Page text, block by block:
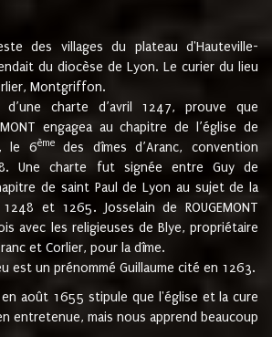
des villages du plateau d'Hauteville-
du diocèse de Lyon. Le curier du lieu
Montgriffon.
d’une charte d’avril 1247, prouve que
engagea au chapitre de l’église de
le 6èmedes dîmes d’Aranc, convention
Une charte fut signée entre Guy de
de saint Paul de Lyon au sujet de la
et 1265. Josselain de ROUGEMONT
avec les religieuses de Blye, propriétaire
et Corlier, pour la dîme.
est un prénommé Guillaume cité en 1263.
août 1655 stipule que l'église et la cure
entretenue, mais nous apprend beaucoup